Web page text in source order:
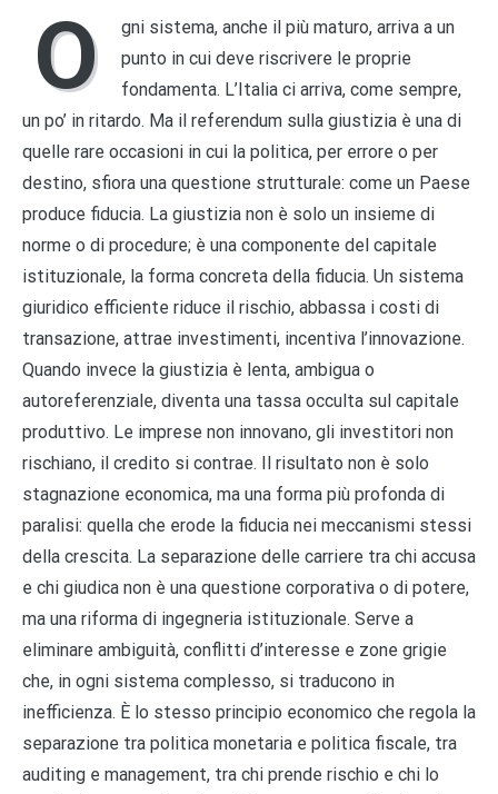
O
gni sistema, anche il più maturo, arriva a un
punto in cui deve riscrivere le proprie
fondamenta. L’Italia ci arriva, come sempre,
un po’ in ritardo. Ma il referendum sulla giustizia è una di
quelle rare occasioni in cui la politica, per errore o per
destino, sfiora una questione strutturale: come un Paese
produce fiducia. La giustizia non è solo un insieme di
norme o di procedure; è una componente del capitale
istituzionale, la forma concreta della fiducia. Un sistema
giuridico efficiente riduce il rischio, abbassa i costi di
transazione, attrae investimenti, incentiva l’innovazione.
Quando invece la giustizia è lenta, ambigua o
autoreferenziale, diventa una tassa occulta sul capitale
produttivo. Le imprese non innovano, gli investitori non
rischiano, il credito si contrae. Il risultato non è solo
stagnazione economica, ma una forma più profonda di
paralisi: quella che erode la fiducia nei meccanismi stessi
della crescita. La separazione delle carriere tra chi accusa
e chi giudica non è una questione corporativa o di potere,
ma una riforma di ingegneria istituzionale. Serve a
eliminare ambiguità, conflitti d’interesse e zone grigie
che, in ogni sistema complesso, si traducono in
inefficienza. È lo stesso principio economico che regola la
separazione tra politica monetaria e politica fiscale, tra
auditing e management, tra chi prende rischio e chi lo